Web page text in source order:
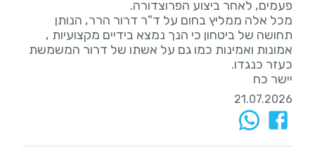
מכל אלה ממליץ בחום על ד"ר דרור הרר, הנותן
תחושה של ביטחון כי הנך נמצא בידיים מקצועיות ,
אמונות ואמינות כמו גם על אשתו של דרור המשמשת
יישר כח
21.07.2026